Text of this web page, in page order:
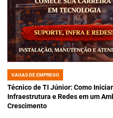
POSTED
IN
VAGAS DE EMPREGO
Técnico de TI Júnior: Como
Infraestrutura e Redes em um
Crescimento